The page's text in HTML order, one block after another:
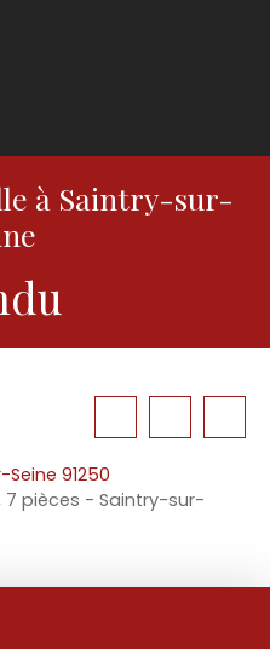
à Saintry-sur-
91250
7 pièces - Saintry-sur-